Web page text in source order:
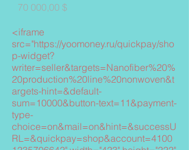
Цена
70 000,00 $
<iframe
src="https://yoomoney.ru/quickpay/sho
p-widget?
writer=seller&targets=Nanofiber%20%
20production%20line%20nonwoven&t
argets-hint=&default-
sum=10000&button-text=11&payment-
type-
choice=on&mail=on&hint=&successU
RL=&quickpay=shop&account=4100